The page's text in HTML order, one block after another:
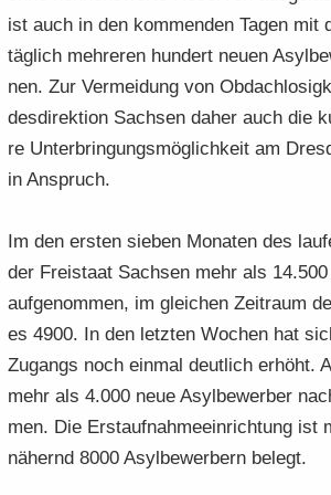
ist auch in den kom­men­den Tagen mit
täg­lich meh­re­ren hun­dert neuen
nen. Zur Ver­mei­dung von
des­di­rek­ti­on Sach­sen daher auch die
re Un­ter­brin­gungs­mög­lich­keit am
in An­spruch.
Im den ers­ten sie­ben Mo­na­ten des
der Frei­staat Sach­sen mehr als
auf­ge­nom­men, im glei­chen Zeit­raum
es 4900. In den letz­ten Wo­chen hat
Zu­gangs noch ein­mal deut­lich er­höht.
mehr als 4.000 neue Asyl­be­wer­ber
men. Die Erst­auf­nah­me­ein­rich­tung ist
nä­hernd 8000 Asyl­be­wer­bern be­legt.